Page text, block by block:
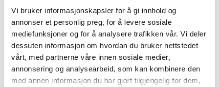
Vi bruker informasjonskapsler for å gi innhold og
annonser et personlig preg, for å levere sosiale
mediefunksjoner og for å analysere trafikken vår. Vi deler
dessuten informasjon om hvordan du bruker nettstedet
vårt, med partnerne våre innen sosiale medier,
annonsering og analysearbeid, som kan kombinere den
med annen informasjon du har gjort tilgjengelig for dem,